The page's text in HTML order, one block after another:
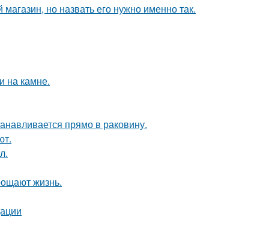
но назвать его нужно именно так.
на камне.
прямо в раковину.
жизнь.